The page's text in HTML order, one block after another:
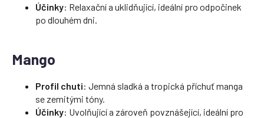
Účinky: Relaxační a uklidňující, ideální pro odpočinek
po dlouhém dni.
Mango
Profil chuti: Jemná sladká a tropická příchuť manga
se zemitými tóny.
Účinky: Uvolňující a zároveň povznášející, ideální pro